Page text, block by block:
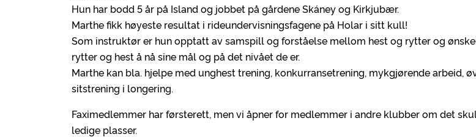
Hun har bodd 5 år på Island og jobbet på gårdene Skáney og Kirkjubær.
Marthe fikk høyeste resultat i rideundervisningsfagene på Holar i sitt kull!
Som instruktør er hun opptatt av samspill og forståelse mellom hest og rytter og
rytter og hest å nå sine mål og på det nivået de er.
Marthe kan bla. hjelpe med unghest trening, konkurransetrening, mykgjørende arbeid,
sitstrening i longering.
Faximedlemmer har førsterett, men vi åpner for medlemmer i andre klubber om det
ledige plasser.